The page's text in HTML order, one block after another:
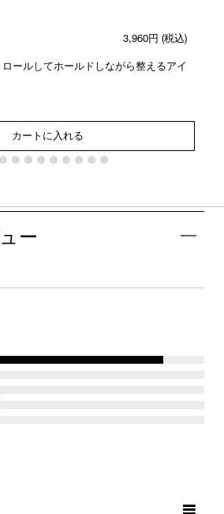
3,960円 (税込)
ールしてホールドしながら整えるアイ
カートに入れる
ー